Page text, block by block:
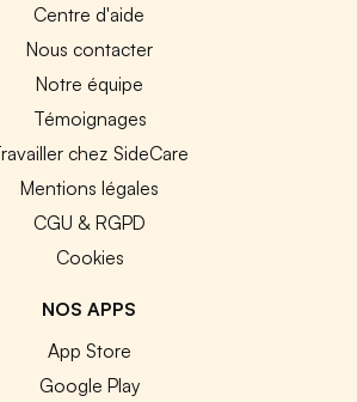
Centre d'aide
Nous contacter
Notre équipe
Témoignages
chez SideCare
Mentions légales
CGU & RGPD
Cookies
NOS APPS
App Store
Google Play